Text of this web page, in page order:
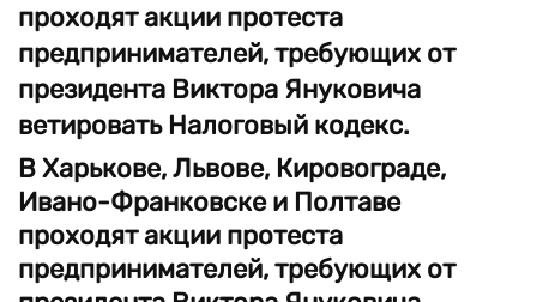
проходят акции протеста
предпринимателей, требующих от
президента Виктора Януковича
ветировать Налоговый кодекс.
В Харькове, Львове, Кировограде,
Ивано-Франковске и Полтаве
проходят акции протеста
предпринимателей, требующих от